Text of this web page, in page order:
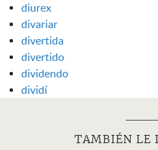
diurex
divariar
divertida
divertido
dividendo
dividí
TAMBIÉN LE